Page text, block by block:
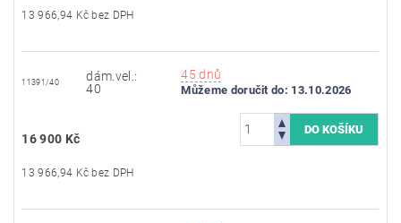
13 966,94 Kč bez DPH
11391/40
dám.vel.:
40
45 dnů
Můžeme doručit do: 13.10.2026
16 900 Kč
13 966,94 Kč bez DPH